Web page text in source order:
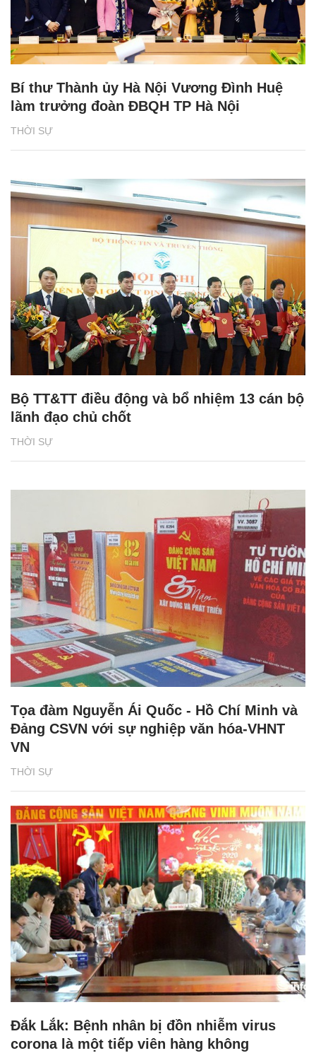
THỜI SỰ
Bí thư Thành ủy Hà Nội Vương Đình Huệ
làm trưởng đoàn ĐBQH TP Hà Nội
THỜI SỰ
Bộ TT&TT điều động và bổ nhiệm 13 cán bộ
lãnh đạo chủ chốt
THỜI SỰ
Tọa đàm Nguyễn Ái Quốc - Hồ Chí Minh và
Đảng CSVN với sự nghiệp văn hóa-VHNT
VN
Đắk Lắk: Bệnh nhân bị đồn nhiễm virus
corona là một tiếp viên hàng không